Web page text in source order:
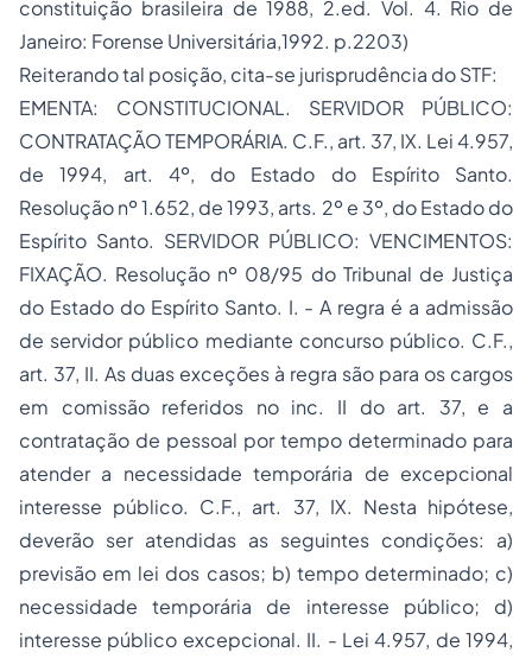
constituição brasileira de 1988, 2.ed. Vol. 4. Rio de
Janeiro: Forense Universitária,1992. p.2203)
Reiterando tal posição, cita-se jurisprudência do STF:
EMENTA: CONSTITUCIONAL. SERVIDOR PÚBLICO:
CONTRATAÇÃO TEMPORÁRIA. C.F., art. 37, IX. Lei 4.957,
de 1994, art. 4º, do Estado do Espírito Santo.
Resolução nº 1.652, de 1993, arts. 2º e 3º, do Estado do
Espírito Santo. SERVIDOR PÚBLICO: VENCIMENTOS:
FIXAÇÃO. Resolução nº 08/95 do Tribunal de Justiça
do Estado do Espírito Santo. I. - A regra é a admissão
de servidor público mediante concurso público. C.F.,
art. 37, II. As duas exceções à regra são para os cargos
em comissão referidos no inc. II do art. 37, e a
contratação de pessoal por tempo determinado para
atender a necessidade temporária de excepcional
interesse público. C.F., art. 37, IX. Nesta hipótese,
deverão ser atendidas as seguintes condições: a)
previsão em lei dos casos; b) tempo determinado; c)
necessidade temporária de interesse público; d)
interesse público excepcional. II. - Lei 4.957, de 1994,